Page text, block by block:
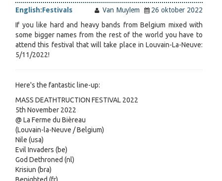
English:Festivals Van Muylem
26 oktober 2022
If you like hard and heavy bands from Belgium mixed with
some bigger names from the rest of the world you have to
attend this festival that will take place in Louvain-La-Neuve:
5/11/2022!
Here's the fantastic line-up:
MASS DEATHTRUCTION FESTIVAL 2022
5th November 2022
@ La Ferme du Bièreau
(Louvain-la-Neuve / Belgium)
Nile (usa)
Evil Invaders (be)
God Dethroned (nl)
Krisiun (bra)